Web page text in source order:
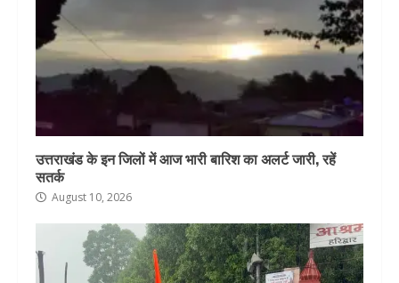
उत्तराखंड के इन जिलों में आज भारी बारिश का अलर्ट जारी, रहें
सतर्क
August 10, 2026